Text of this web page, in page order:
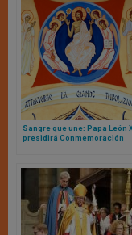
Sangre que une: Papa León
presidirá Conmemoración